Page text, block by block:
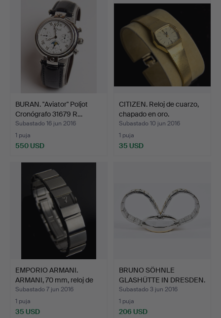
BURAN. "Aviator" Poljot
Cronógrafo 31679 R…
Subastado 16 jun 2016
1 puja
550 USD
CITIZEN. Reloj de cuarzo,
chapado en oro.
Subastado 10 jun 2016
1 puja
35 USD
EMPORIO ARMANI.
ARMANI, 70 mm, reloj de
RE…
Subastado 7 jun 2016
1 puja
35 USD
BRUNO SÖHNLE
GLASHÜTTE IN DRESDEN.
RELOJ D…
Subastado 3 jun 2016
1 puja
206 USD